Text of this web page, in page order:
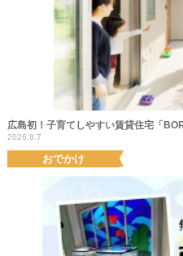
広島初！子育てしやすい賃貸住宅「
2026.8.7
おでかけ